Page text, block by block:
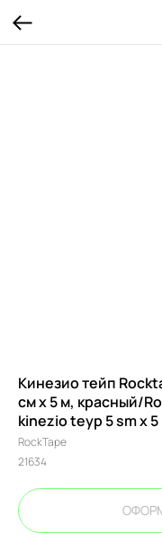
Кинезио тейп
см х 5 м, красный/
kinezio teyp 5 sm x 5
RockTape
21634